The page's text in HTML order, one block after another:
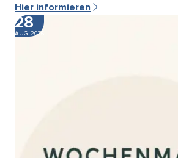
Hier informieren
28
AUG. 2026